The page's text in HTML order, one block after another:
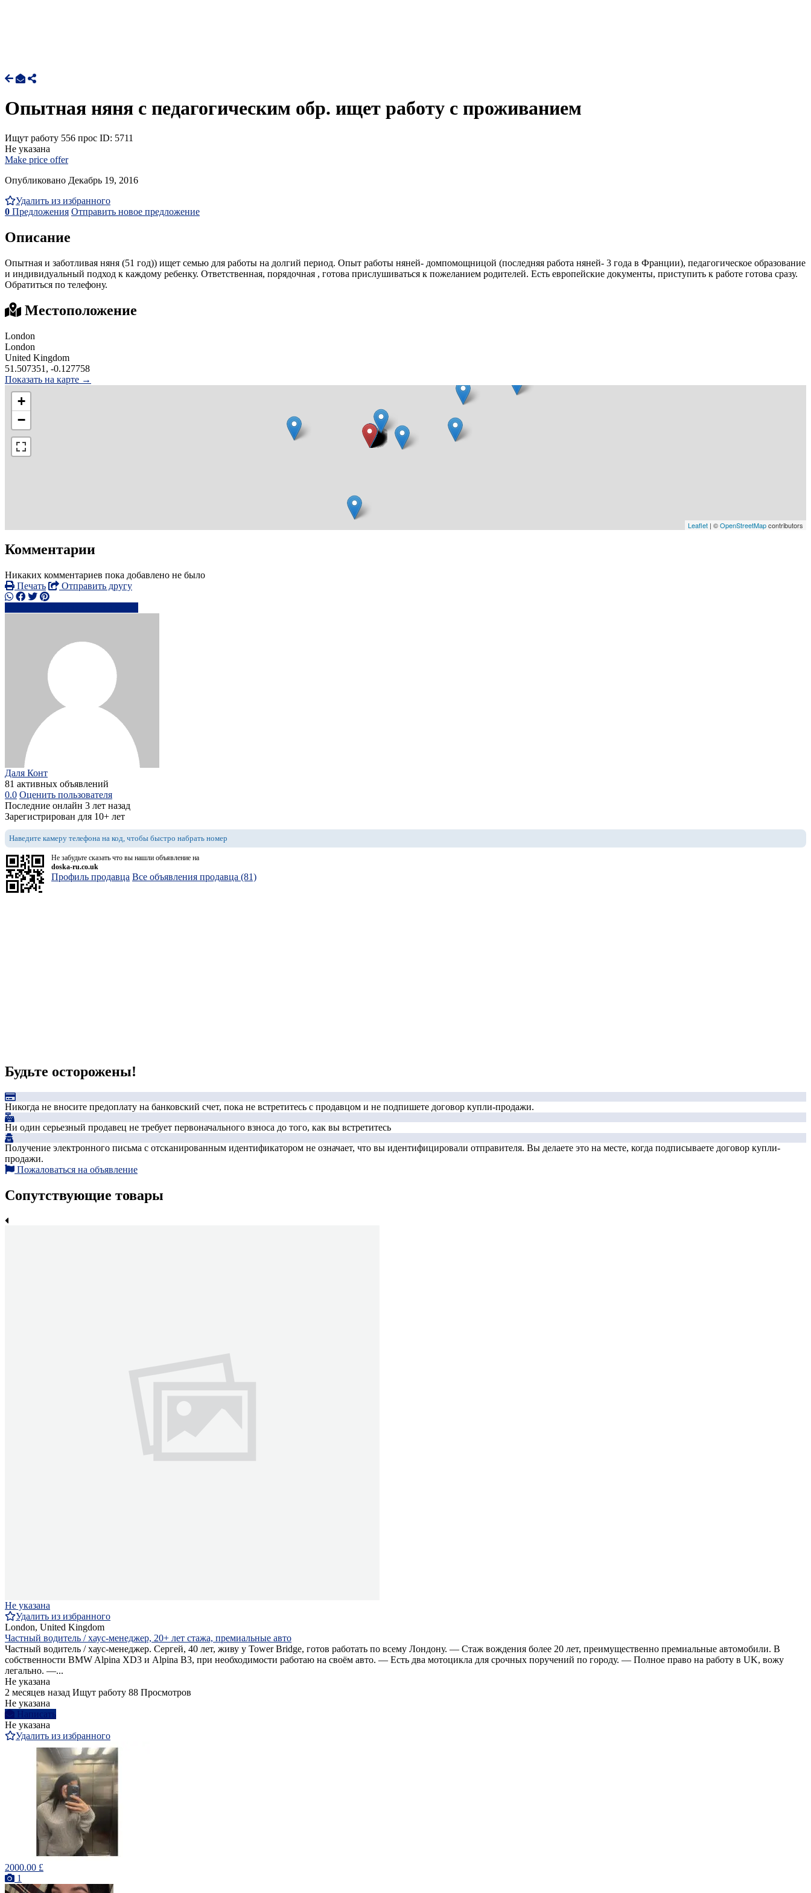
Опытная няня с педагогическим обр. ищет работу с проживанием
Ищут работу 556 прос ID: 5711
Не указана
Make price offer
Опубликовано Декабрь 19, 2016
Удалить из избранного
0 Предложения Отправить новое предложение
Описание
Опытная и заботливая няня (51 год)) ищет семью для работы на долгий период. Опыт работы няней- домпомощницой (последняя работа няней- 3 года в Франции), педагогическое образование
и индивидуальный подход к каждому ребенку. Ответственная, порядочная , готова прислушиваться к пожеланием родителей. Есть европейские документы, приступить к работе готова сразу.
Обратиться по телефону.
Местоположение
London
London
United Kingdom
51.507351, -0.127758
Показать на карте →
+
−
Leaflet | ©OpenStreetMapcontributors
Комментарии
Никаких комментариев пока добавлено не было
Печать
Отправить другу
Даля Конт
81 активных объявлений
0.0 Оценить пользователя
Последние онлайн 3 лет назад
Зарегистрирован для 10+ лет
Наведите камеру телефона на код, чтобы быстро набрать номер
Не забудьте сказать что вы нашли объявление на
doska-ru.co.uk
Профиль продавца Все объявления продавца (81)
Будьте осторожены!
Никогда не вносите предоплату на банковский счет, пока не встретитесь с продавцом и не подпишете договор купли-продажи.
Ни один серьезный продавец не требует первоначального взноса до того, как вы встретитесь
Получение электронного письма с отсканированным идентификатором не означает, что вы идентифицировали отправителя. Вы делаете это на месте, когда подписываете договор купли-
продажи.
Пожаловаться на объявление
Сопутствующие товары
Не указана
Удалить из избранного
London, United Kingdom
Частный водитель / хаус-менеджер, 20+ лет стажа, премиальные авто
Частный водитель / хаус-менеджер. Сергей, 40 лет, живу у Tower Bridge, готов работать по всему Лондону. — Стаж вождения более 20 лет, преимущественно премиальные автомобили. В
собственности BMW Alpina XD3 и Alpina B3, при необходимости работаю на своём авто. — Есть два мотоцикла для срочных поручений по городу. — Полное право на работу в UK, вожу
легально. —...
Не указана
2 месяцев назад Ищут работу 88 Просмотров
Не указана
Написать
Не указана
Удалить из избранного
2000.00 £
1